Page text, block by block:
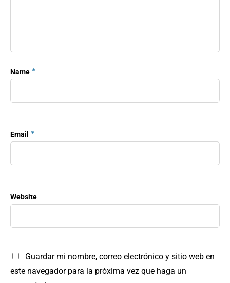
Name *
Email *
Website
Guardar mi nombre, correo electrónico y sitio web en
este navegador para la próxima vez que haga un